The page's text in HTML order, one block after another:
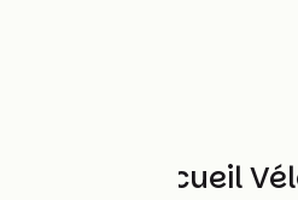
Andere Accueil